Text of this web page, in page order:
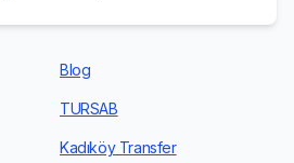
Blog
TURSAB
Kadıköy Transfer